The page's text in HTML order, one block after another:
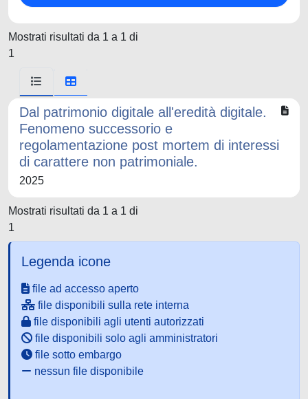
Mostrati risultati da 1 a 1 di
1
Dal patrimonio digitale all'eredità digitale.
Fenomeno successorio e
regolamentazione post mortem di interessi
di carattere non patrimoniale.
2025
Mostrati risultati da 1 a 1 di
1
Legenda icone
file ad accesso aperto
file disponibili sulla rete interna
file disponibili agli utenti autorizzati
file disponibili solo agli amministratori
file sotto embargo
nessun file disponibile